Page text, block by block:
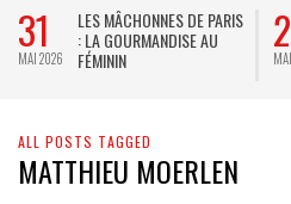
31
MAI 2026
LES MÂCHONNES DE PARIS
: LA GOURMANDISE AU
FÉMININ
ALL POSTS TAGGED
MATTHIEU MOERLEN